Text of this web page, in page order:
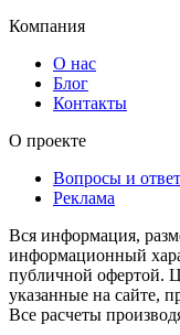
Компания
О нас
Блог
Контакты
О проекте
Вопросы и
Реклама
Вся информация,
информационный
публичной офертой.
указанные на сайте,
Все расчеты